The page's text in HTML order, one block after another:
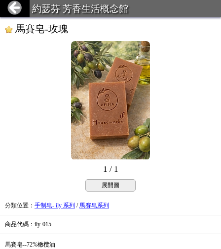
約瑟芬 芳香生活概念館
馬賽皂-玫瑰
1 / 1
展開圖
分類位置 ： 手制皂- ily 系列 /馬賽皂系列
商品代碼 ：ily-015
馬賽皂--72%橄欖油